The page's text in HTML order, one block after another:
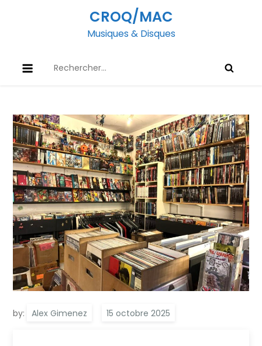
CROQ/MAC
Musiques & Disques
by: Alex Gimenez